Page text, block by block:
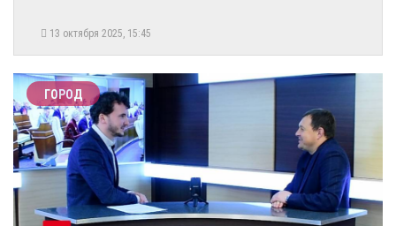
13 октября 2025, 15:45
ГОРОД